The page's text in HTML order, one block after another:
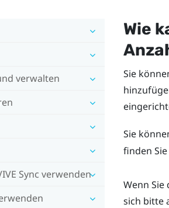
verwalten
Sync verwenden
Wie
Sie
Sie
finden
Wenn
sich bitte